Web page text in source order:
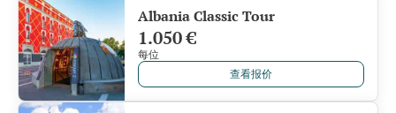
Albania Classic Tour
1.050 €
每位
查看报价